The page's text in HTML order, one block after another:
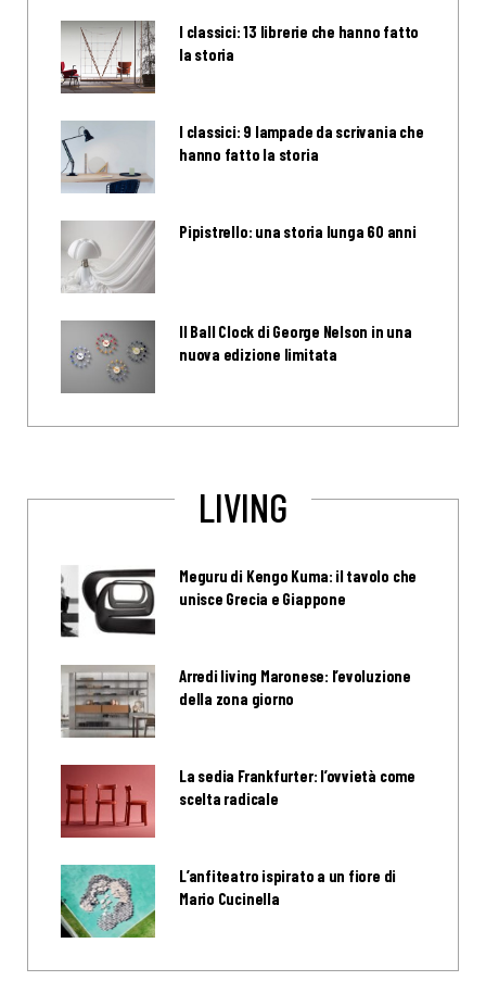
I classici: 13 librerie che hanno fatto
la storia
I classici: 9 lampade da scrivania che
hanno fatto la storia
Pipistrello: una storia lunga 60 anni
Il Ball Clock di George Nelson in una
nuova edizione limitata
LIVING
Meguru di Kengo Kuma: il tavolo che
unisce Grecia e Giappone
Arredi living Maronese: l’evoluzione
della zona giorno
La sedia Frankfurter: l’ovvietà come
scelta radicale
L’anfiteatro ispirato a un fiore di
Mario Cucinella